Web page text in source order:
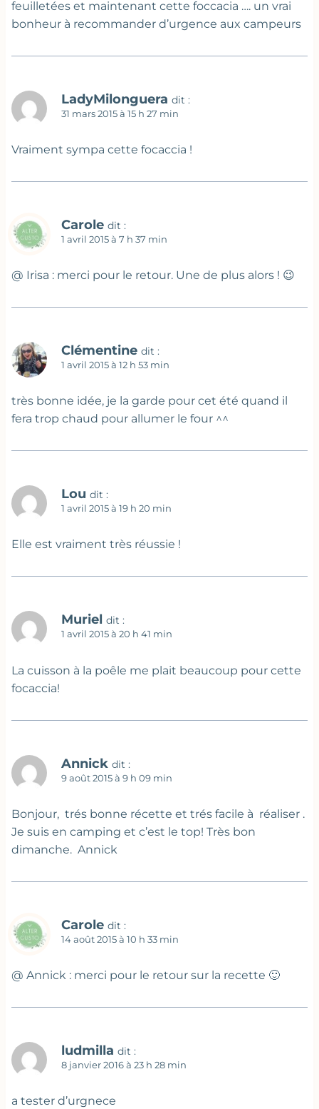
feuilletées et maintenant cette foccacia …. un vrai
bonheur à recommander d’urgence aux campeurs
LadyMilonguera dit :
31 mars 2015 à 15 h 27 min
Vraiment sympa cette focaccia !
Carole dit :
1 avril 2015 à 7 h 37 min
@ Irisa : merci pour le retour. Une de plus alors ! 😉
Clémentine dit :
1 avril 2015 à 12 h 53 min
très bonne idée, je la garde pour cet été quand il
fera trop chaud pour allumer le four ^^
Lou dit :
1 avril 2015 à 19 h 20 min
Elle est vraiment très réussie !
Muriel dit :
1 avril 2015 à 20 h 41 min
La cuisson à la poêle me plait beaucoup pour cette
focaccia!
Annick dit :
9 août 2015 à 9 h 09 min
Bonjour, trés bonne récette et trés facile à réaliser .
Je suis en camping et c’est le top! Très bon
dimanche. Annick
Carole dit :
14 août 2015 à 10 h 33 min
@ Annick : merci pour le retour sur la recette 🙂
ludmilla dit :
8 janvier 2016 à 23 h 28 min
a tester d’urgnece